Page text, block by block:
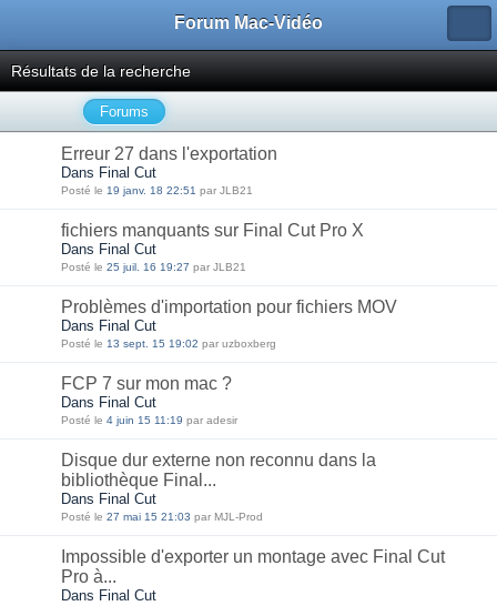
Forum Mac-Vidéo
Résultats de la recherche
Forums
Erreur 27 dans l'exportation
Dans Final Cut
Posté le 19 janv. 18 22:51 par JLB21
fichiers manquants sur Final Cut Pro X
Dans Final Cut
Posté le 25 juil. 16 19:27 par JLB21
Problèmes d'importation pour fichiers MOV
Dans Final Cut
Posté le 13 sept. 15 19:02 par uzboxberg
FCP 7 sur mon mac ?
Dans Final Cut
Posté le 4 juin 15 11:19 par adesir
Disque dur externe non reconnu dans la
bibliothèque Final...
Dans Final Cut
Posté le 27 mai 15 21:03 par MJL-Prod
Impossible d'exporter un montage avec Final Cut
Pro à...
Dans Final Cut